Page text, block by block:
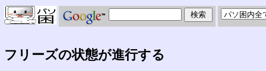
フリーズの状態が進行する